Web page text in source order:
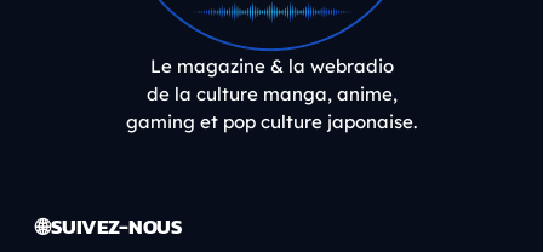
Le magazine & la webradio
de la culture manga, anime,
gaming et pop culture japonaise.
🌐 SUIVEZ-NOUS